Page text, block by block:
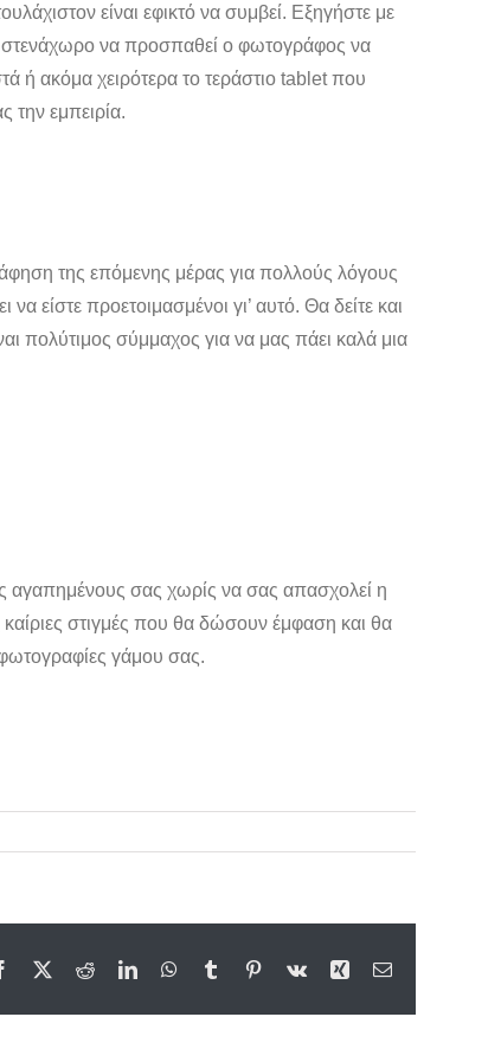
είναι εφικτό να συμβεί. Εξηγήστε με
στενάχωρο να προσπαθεί ο φωτογράφος να
ή ακόμα χειρότερα το τεράστιο tablet που
την εμπειρία.
της επόμενης μέρας για πολλούς λόγους
είστε προετοιμασμένοι γι’ αυτό. Θα δείτε και
πολύτιμος σύμμαχος για να μας πάει καλά μια
αγαπημένους σας χωρίς να σας απασχολεί η
καίριες στιγμές που θα δώσουν έμφαση και θα
φωτογραφίες γάμου σας.
Facebook RedditLinkedInWhatsApp
Tumblr Pinterest
Vk Xing Email